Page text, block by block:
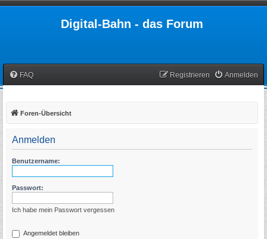
Digital-Bahn - das Forum
FAQ Anmelden
Registrieren
Foren-Übersicht
Anmelden
Benutzername:
Passwort:
Ich habe mein Passwort vergessen
Angemeldet bleiben